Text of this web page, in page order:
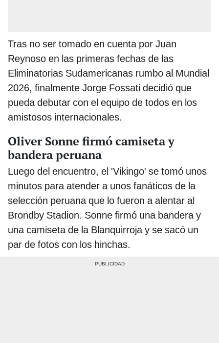
Tras no ser tomado en cuenta por Juan
Reynoso en las primeras fechas de las
Eliminatorias Sudamericanas rumbo al Mundial
2026, finalmente Jorge Fossati decidió que
pueda debutar con el equipo de todos en los
amistosos internacionales.
Oliver Sonne firmó camiseta y
bandera peruana
Luego del encuentro, el 'Vikingo' se tomó unos
minutos para atender a unos fanáticos de la
selección peruana que lo fueron a alentar al
Brondby Stadion. Sonne firmó una bandera y
una camiseta de la Blanquirroja y se sacó un
par de fotos con los hinchas.